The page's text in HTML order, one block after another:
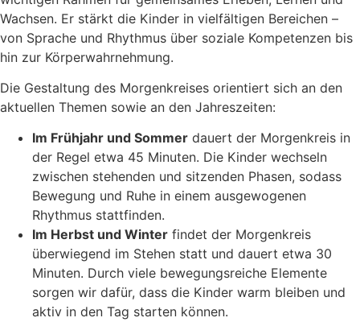
Wachsen. Er stärkt die Kinder in vielfältigen Bereichen –
von Sprache und Rhythmus über soziale Kompetenzen bis
hin zur Körperwahrnehmung.
Die Gestaltung des Morgenkreises orientiert sich an den
aktuellen Themen sowie an den Jahreszeiten:
Im Frühjahr und Sommer dauert der Morgenkreis in
der Regel etwa 45 Minuten. Die Kinder wechseln
zwischen stehenden und sitzenden Phasen, sodass
Bewegung und Ruhe in einem ausgewogenen
Rhythmus stattfinden.
Im Herbst und Winter findet der Morgenkreis
überwiegend im Stehen statt und dauert etwa 30
Minuten. Durch viele bewegungsreiche Elemente
sorgen wir dafür, dass die Kinder warm bleiben und
aktiv in den Tag starten können.